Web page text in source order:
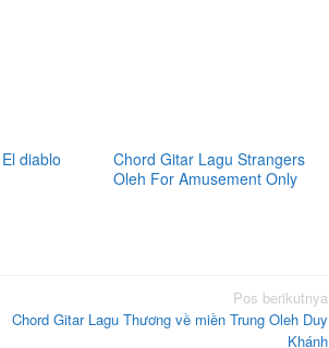
diablo
Chord Gitar Lagu Strangers
Oleh For Amusement Only
Pos berikutnya
Chord Gitar Lagu Thương về miền Trung Oleh Duy
Khánh